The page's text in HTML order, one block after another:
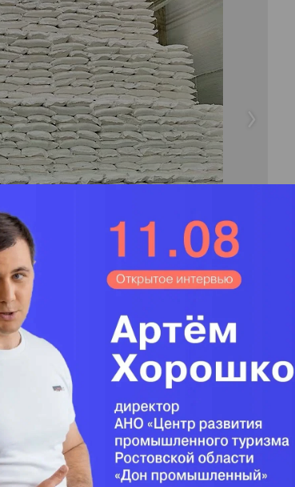
1
почти восемь млн т сахарной
края в общероссийском объеме